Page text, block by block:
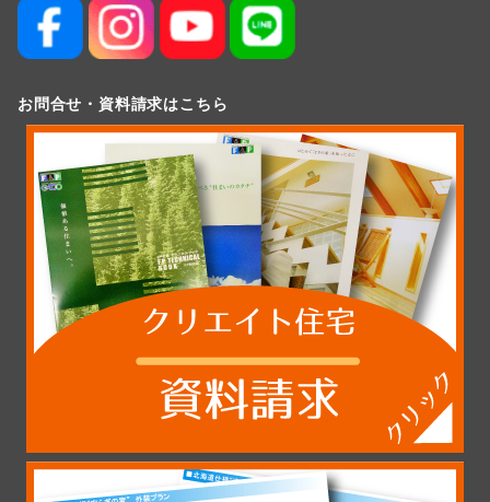
お問合せ・資料請求はこちら